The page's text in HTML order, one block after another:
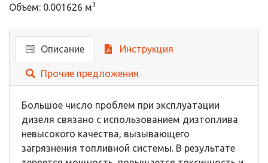
Объем: 0.001626 м3
Описание Инструкция
Прочие предложения
Большое число проблем при эксплуатации
дизеля связано с использованием дизтоплива
невысокого качества, вызывающего
загрязнения топливной системы. В результате